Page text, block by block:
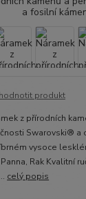
produkt
z přírodních
Swarovski® a
vysoce
Rak Kvalitní
celý popis